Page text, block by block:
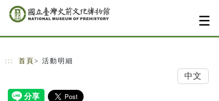
跳到主要內容
網站導覽
::: 首頁 > 活動明細
中文